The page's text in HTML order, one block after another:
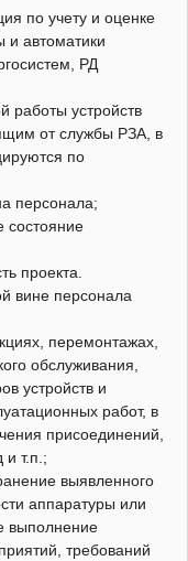
по учету и оценке
и автоматики
РД
работы устройств
от службы РЗА, в
по
персонала;
состояние
проекта.
вине персонала
перемонтажах,
обслуживания,
устройств и
работ, в
присоединений,
т.п.;
выявленного
аппаратуры или
выполнение
требований